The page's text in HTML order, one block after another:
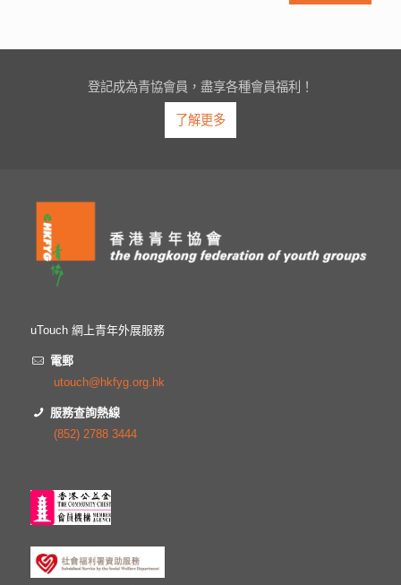
登記成為青協會員，盡享各種會員福利！
了解更多
uTouch 網上青年外展服務
電郵
utouch@hkfyg.org.hk
服務查詢熱線
(852) 2788 3444